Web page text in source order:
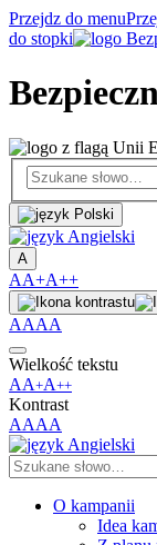
Przejdz do menu
do stopki
A
AA+A++
AAAA
Wielkość tekstu
AA+A++
Kontrast
AAAA
O kampanii
Idea